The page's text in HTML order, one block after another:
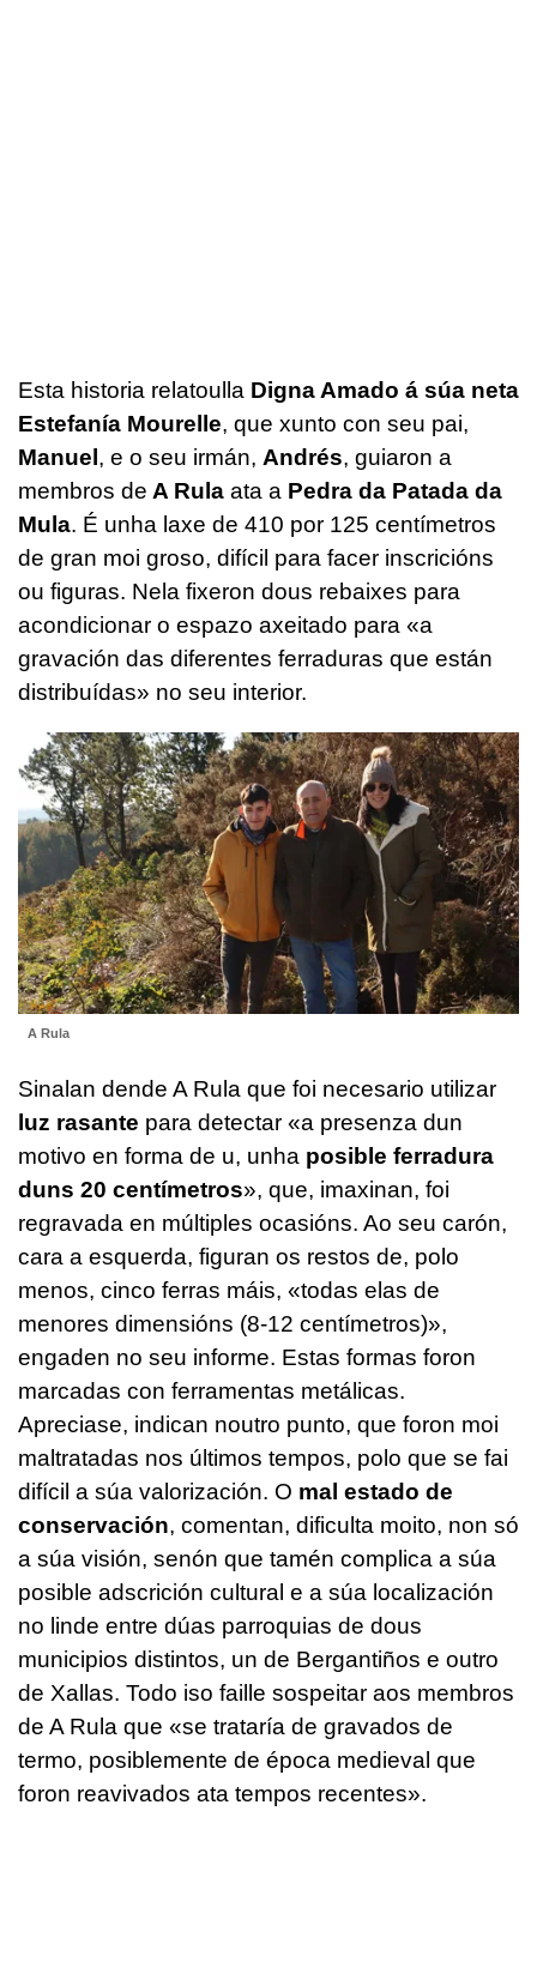
Esta historia relatoulla Digna Amado á súa neta
Estefanía Mourelle, que xunto con seu pai,
Manuel, e o seu irmán, Andrés, guiaron a
membros de A Rula ata a Pedra da Patada da
Mula. É unha laxe de 410 por 125 centímetros
de gran moi groso, difícil para facer inscricións
ou figuras. Nela fixeron dous rebaixes para
acondicionar o espazo axeitado para «a
gravación das diferentes ferraduras que están
distribuídas» no seu interior.
A Rula
Sinalan dende A Rula que foi necesario utilizar
luz rasante para detectar «a presenza dun
motivo en forma de u, unha posible ferradura
duns 20 centímetros», que, imaxinan, foi
regravada en múltiples ocasións. Ao seu carón,
cara a esquerda, figuran os restos de, polo
menos, cinco ferras máis, «todas elas de
menores dimensións (8-12 centímetros)»,
engaden no seu informe. Estas formas foron
marcadas con ferramentas metálicas.
Apreciase, indican noutro punto, que foron moi
maltratadas nos últimos tempos, polo que se fai
difícil a súa valorización. O mal estado de
conservación, comentan, dificulta moito, non só
a súa visión, senón que tamén complica a súa
posible adscrición cultural e a súa localización
no linde entre dúas parroquias de dous
municipios distintos, un de Bergantiños e outro
de Xallas. Todo iso faille sospeitar aos membros
de A Rula que «se trataría de gravados de
termo, posiblemente de época medieval que
foron reavivados ata tempos recentes».